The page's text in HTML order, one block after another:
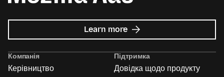
Learn more about
Mozilla
Компанія
Керівництво
Підтримка
Довідка щодо продукту